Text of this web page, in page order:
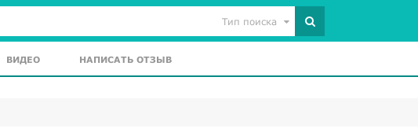
Тип поиска
ВИДЕО НАПИСАТЬ ОТЗЫВ